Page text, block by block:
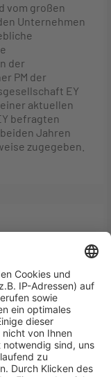
vom großen
Unternehmen
der
PM der
EY
einer aktuellen
befragten
Jahren
zugegeben.
(inkl.
wegen
Wesentlichen
und kein
sind.
konnte sich nicht